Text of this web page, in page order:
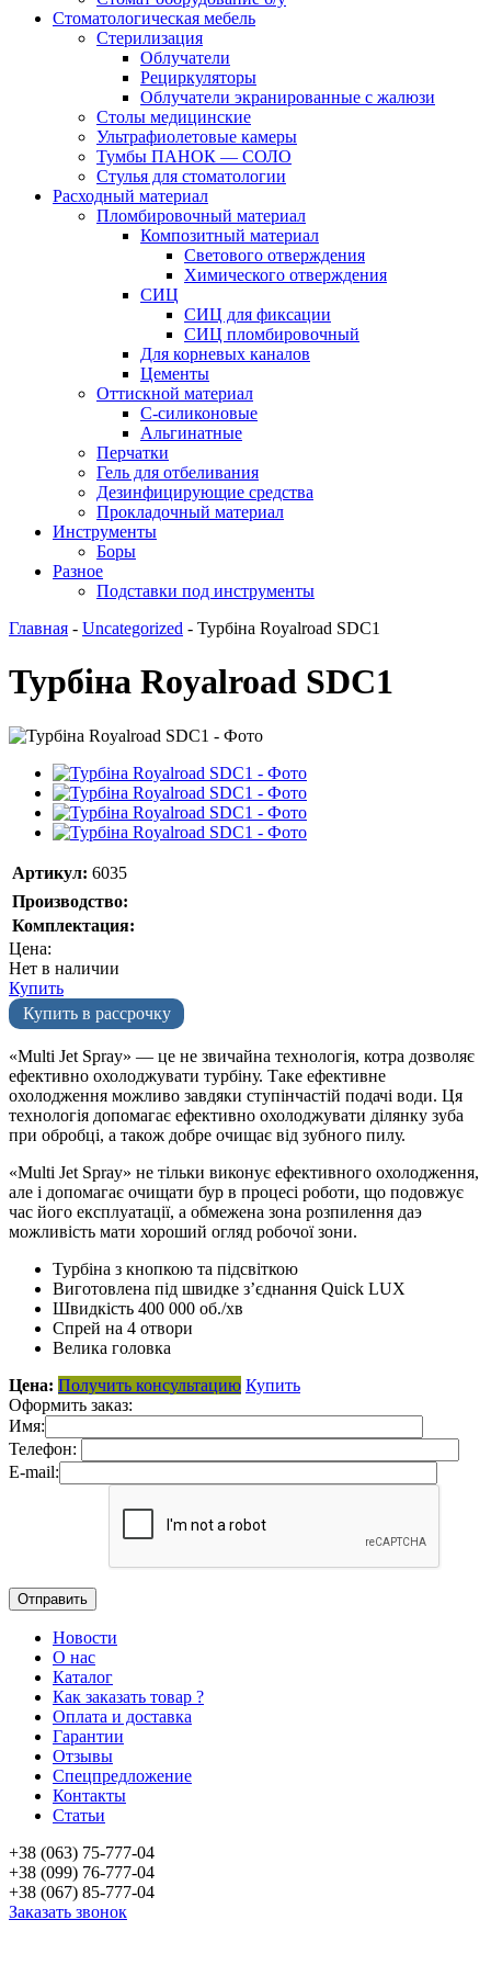
Стоматологическая мебель
Стерилизация
Облучатели
Рециркуляторы
Облучатели экранированные с жалюзи
Столы медицинские
Ультрафиолетовые камеры
Тумбы ПАНОК — СОЛО
Стулья для стоматологии
Расходный материал
Пломбировочный материал
Композитный материал
Светового отверждения
Химического отверждения
СИЦ
СИЦ для фиксации
СИЦ пломбировочный
Для корневых каналов
Цементы
Оттискной материал
С-силиконовые
Альгинатные
Перчатки
Гель для отбеливания
Дезинфицирующие средства
Прокладочный материал
Инструменты
Боры
Разное
Подставки под инструменты
Главная - Uncategorized - Турбіна Royalroad SDC1
Турбіна Royalroad SDC1
Артикул: 6035
Производство:
Комплектация:
Цена:
Нет в наличии
Купить
Купить в рассрочку
«Multi Jet Spray» — це не звичайна технологія, котра дозволяє
ефективно охолоджувати турбіну. Таке ефективне
охолодження можливо завдяки ступінчастій подачі води. Ця
технологія допомагає ефективно охолоджувати ділянку зуба
при обробці, а також добре очищає від зубного пилу.
«Multi Jet Spray» не тільки виконує ефективного охолодження,
але і допомагає очищати бур в процесі роботи, що подовжує
час його експлуатації, а обмежена зона розпилення даэ
можливість мати хороший огляд робочої зони.
Турбіна з кнопкою та підсвіткою
Виготовлена під швидке з’єднання Quick LUX
Швидкість 400 000 об./хв
Спрей на 4 отвори
Велика головка
Цена: Получить консультацию Купить
Оформить заказ:
Имя:
Телефон:
E-mail:
Новости
О нас
Каталог
Как заказать товар ?
Оплата и доставка
Гарантии
Отзывы
Спецпредложение
Контакты
Статьи
+38 (063) 75-777-04
+38 (099) 76-777-04
+38 (067) 85-777-04
Заказать звонок